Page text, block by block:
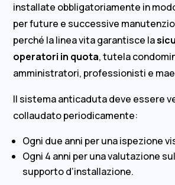
installate obbligatoriamente in
per future e successive
perché la linea vita garantisce la
operatori in quota, tutela
amministratori, professionisti e
Il sistema anticaduta deve essere
collaudato periodicamente:
Ogni due anni per una ispezione
Ogni 4 anni per una valutazione
supporto d’installazione.